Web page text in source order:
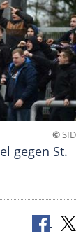
©SID
gegen St.